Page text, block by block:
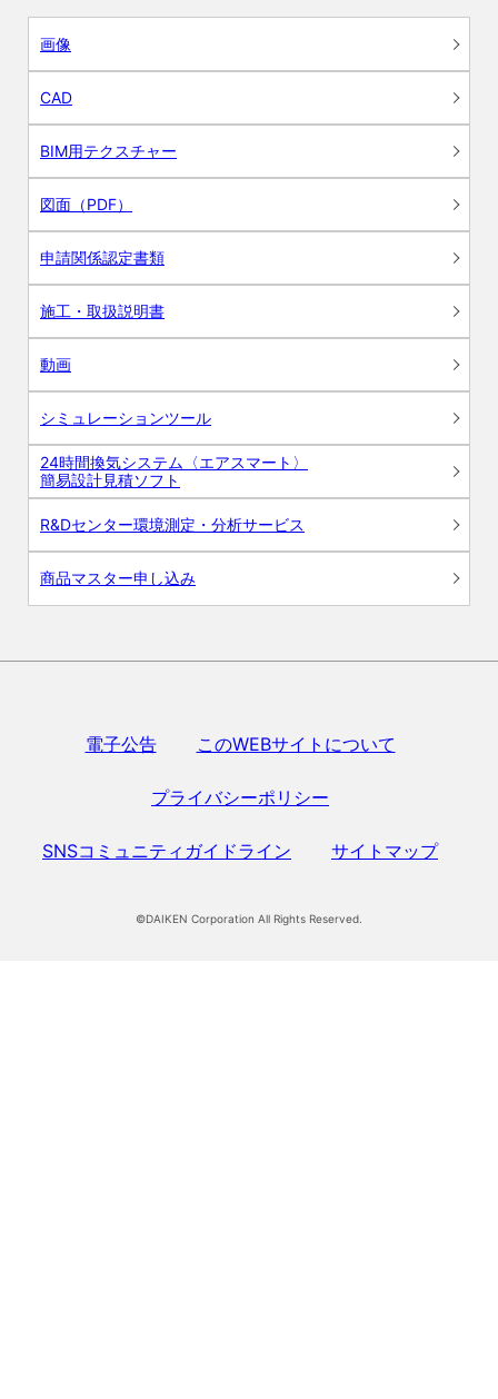
画像
CAD
BIM用テクスチャー
図面（PDF）
申請関係認定書類
施工・取扱説明書
動画
シミュレーションツール
24時間換気システム〈エアスマート〉
簡易設計見積ソフト
R&Dセンター環境測定・分析サービス
商品マスター申し込み
電子公告 このWEBサイトについて
プライバシーポリシー
SNSコミュニティガイドライン サイトマップ
©DAIKEN Corporation All Rights Reserved.